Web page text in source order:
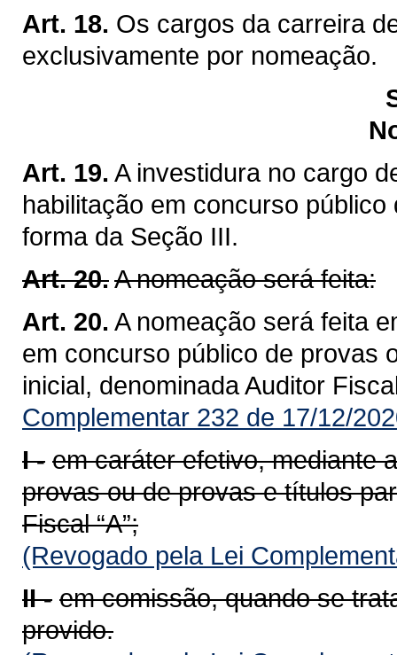
Art. 18. Os cargos da carreira
exclusivamente por nomeação.
Art. 19. A investidura no cargo
habilitação em concurso
forma da Seção III.
Art. 20.A nomeação será feita:
Art. 20. A nomeação será feita
em concurso público de provas
inicial, denominada Auditor
Complementar 232 de 17/12/
I - em caráter efetivo, mediante
provas ou de provas e títulos
Fiscal “A”;
(Revogado pela Lei
II - em comissão, quando se
provido.